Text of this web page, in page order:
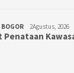
BOGOR 2Agustus, 2026
Penataan